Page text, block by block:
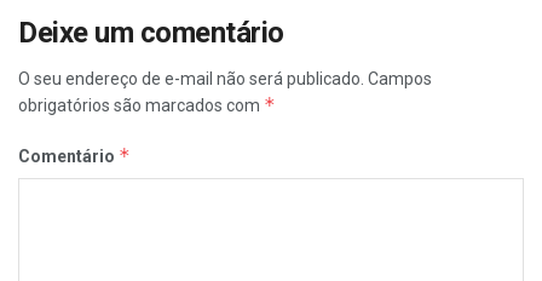
Deixe um comentário
O seu endereço de e-mail não será publicado. Campos
obrigatórios são marcados com *
Comentário *